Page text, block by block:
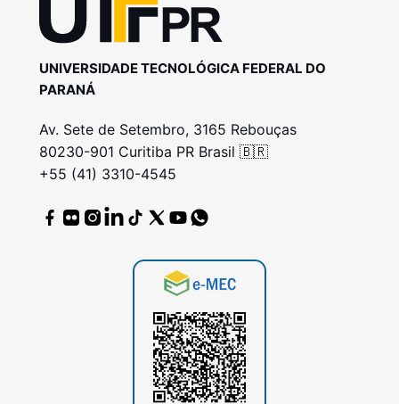
UNIVERSIDADE TECNOLÓGICA FEDERAL DO
PARANÁ
Av. Sete de Setembro, 3165 Rebouças
80230-901 Curitiba PR Brasil 🇧🇷
+55 (41) 3310-4545